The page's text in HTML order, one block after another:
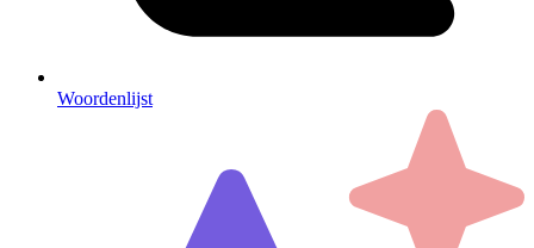
Woordenlijst